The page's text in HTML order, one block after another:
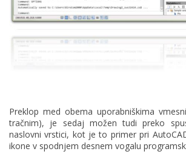
Preklop med obema uporabniškima
tračnim), je sedaj možen tudi preko
naslovni vrstici, kot je to primer pri
ikone v spodnjem desnem vogalu